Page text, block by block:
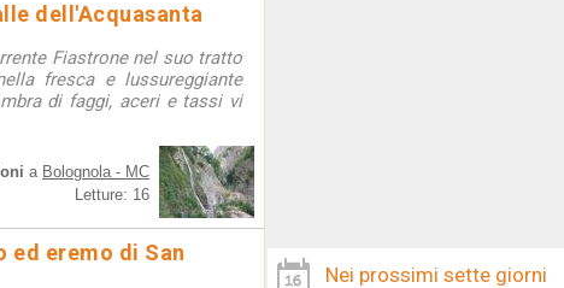
dell'Acquasanta
Fiastrone nel suo tratto
fresca e lussureggiante
di faggi, aceri e tassi vi
a Bolognola - MC
Letture: 16
ed eremo di San
Nei prossimi sette giorni